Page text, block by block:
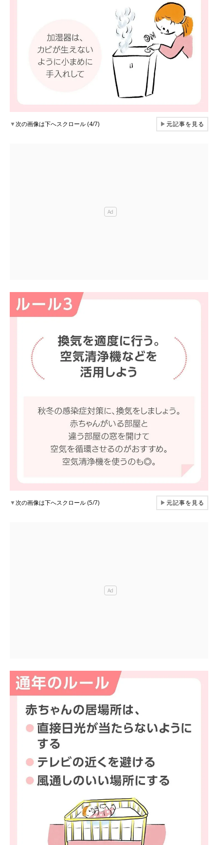
▼次の画像は下へスクロール (4/7) ▶元記事を見る
▼次の画像は下へスクロール (5/7) ▶元記事を見る